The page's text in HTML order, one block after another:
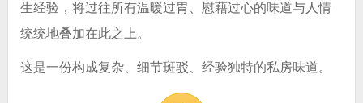
生经验，将过往所有温暖过胃、慰藉过心的味道与人情
统统地叠加在此之上。
这是一份构成复杂、细节斑驳、经验独特的私房味道。